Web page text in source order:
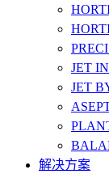
JET
JET
解决方案